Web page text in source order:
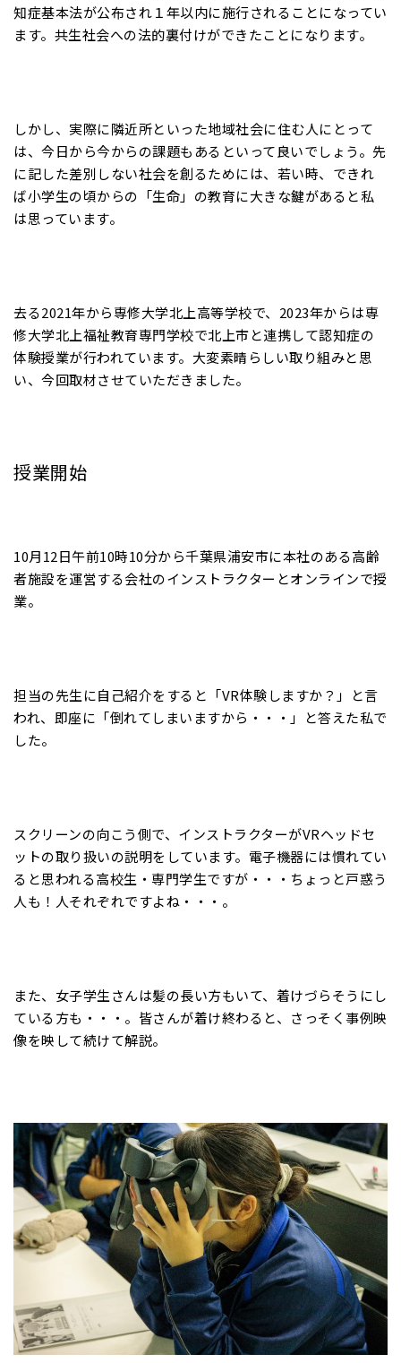
知症基本法が公布され１年以内に施行されることになってい
ます。共生社会への法的裏付けができたことになります。
しかし、実際に隣近所といった地域社会に住む人にとって
は、今日から今からの課題もあるといって良いでしょう。先
に記した差別しない社会を創るためには、若い時、できれ
ば小学生の頃からの「生命」の教育に大きな鍵があると私
は思っています。
去る2021年から専修大学北上高等学校で、2023年からは専
修大学北上福祉教育専門学校で北上市と連携して認知症の
体験授業が行われています。大変素晴らしい取り組みと思
い、今回取材させていただきました。
授業開始
10月12日午前10時10分から千葉県浦安市に本社のある高齢
者施設を運営する会社のインストラクターとオンラインで授
業。
担当の先生に自己紹介をすると「VR体験しますか？」と言
われ、即座に「倒れてしまいますから・・・」と答えた私で
した。
スクリーンの向こう側で、インストラクターがVRヘッドセ
ットの取り扱いの説明をしています。電子機器には慣れてい
ると思われる高校生・専門学生ですが・・・ちょっと戸惑う
人も！人それぞれですよね・・・。
また、女子学生さんは髪の長い方もいて、着けづらそうにし
ている方も・・・。皆さんが着け終わると、さっそく事例映
像を映して続けて解説。